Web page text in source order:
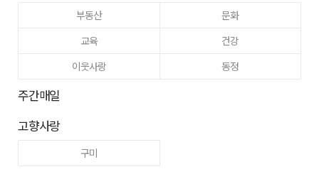
부동산
문화
교육
건강
이웃사랑
동정
주간매일
고향사랑
구미